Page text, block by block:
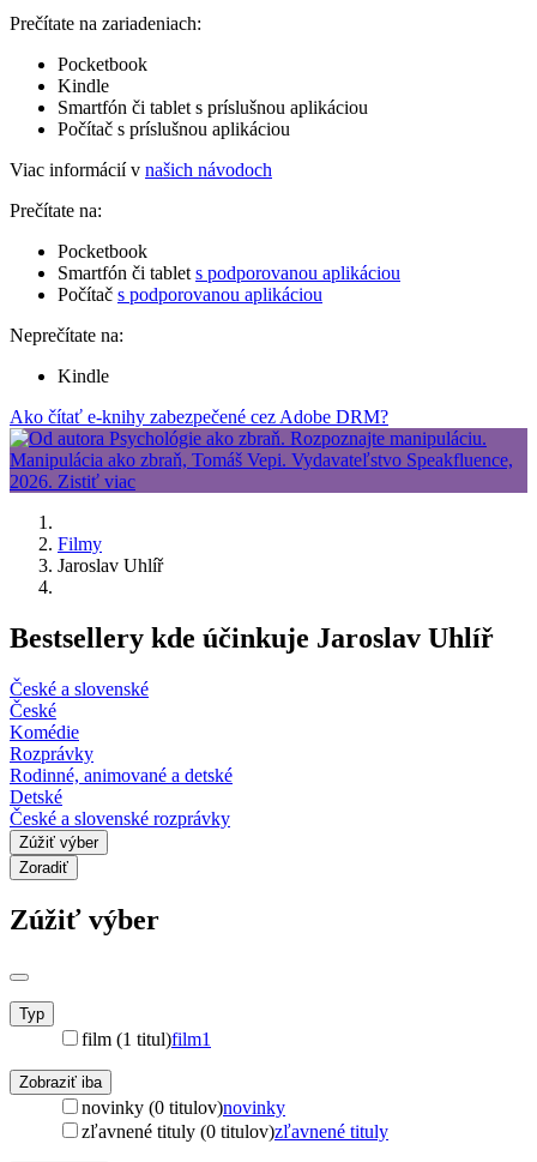
Prečítate na zariadeniach:
Pocketbook
Kindle
Smartfón či tablet s príslušnou aplikáciou
Počítač s príslušnou aplikáciou
Viac informácií v našich návodoch
Prečítate na:
Pocketbook
Smartfón či tablet s podporovanou aplikáciou
Počítač s podporovanou aplikáciou
Neprečítate na:
Kindle
Ako čítať e-knihy zabezpečené cez Adobe DRM?
Filmy
Jaroslav Uhlíř
Bestsellery kde účinkuje Jaroslav Uhlíř
České a slovenské
České
Komédie
Rozprávky
Rodinné, animované a detské
Detské
České a slovenské rozprávky
Zúžiť výber
Zoradiť
Zúžiť výber
Typ
film (1 titul)film1
Zobraziť iba
novinky (0 titulov)novinky
zľavnené tituly (0 titulov)zľavnené tituly